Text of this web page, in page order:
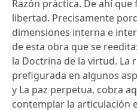
Razón práctica. De ahí
libertad. Precisamente
dimensiones interna e
de esta obra que se
la Doctrina de la virtud. La
prefigurada en algunos
y La paz perpetua, cobra
contemplar la articulación